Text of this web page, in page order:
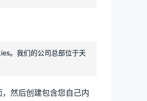
。我们的公司总部位于天
，然后创建包含您自己内